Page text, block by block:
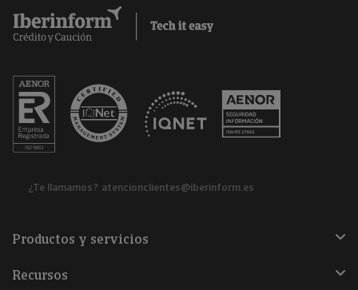
¿Te llamamos? atencionclientes@iberinform.es
Productos y servicios
Recursos